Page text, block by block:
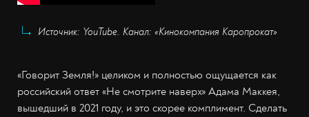
Источник: YouTube. Канал: «Кинокомпания Каропрокат»
«Говорит Земля!» целиком и полностью ощущается как
российский ответ «Не смотрите наверх» Адама Маккея,
вышедший в 2021 году, и это скорее комплимент. Сделать